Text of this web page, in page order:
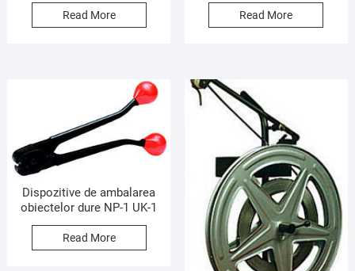
Read More Read More
Dispozitive de ambalarea
obiectelor dure NP-1 UK-1
Read More